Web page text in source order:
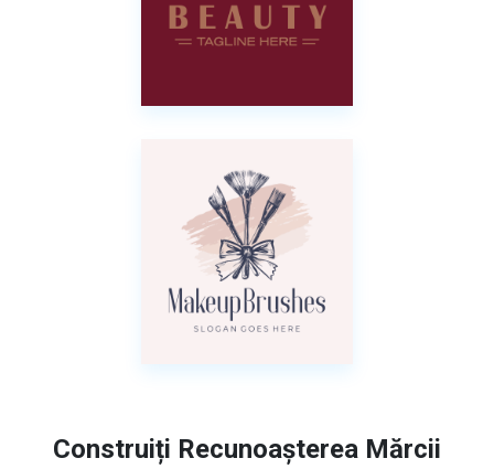
Construiți Recunoașterea Mărcii